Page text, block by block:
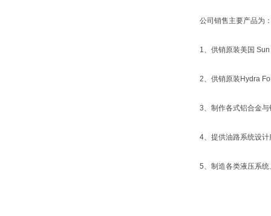
公司销售主要产品为
1、供销原装美国
2、供销原装Hydra
3、制作各式铝合金与
4、提供油路系统设
5、制造各类液压系